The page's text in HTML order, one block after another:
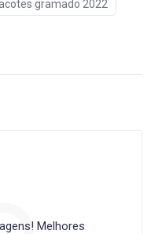
gramado 2022
Melhores